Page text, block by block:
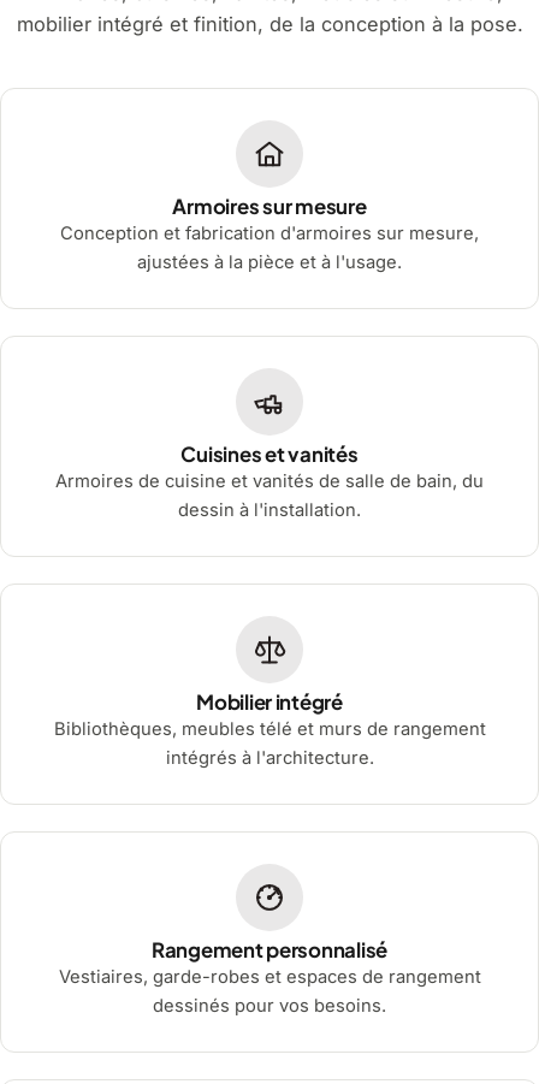
mobilier intégré et finition, de la conception à la pose.
Armoires sur mesure
Conception et fabrication d'armoires sur mesure,
ajustées à la pièce et à l'usage.
Cuisines et vanités
Armoires de cuisine et vanités de salle de bain, du
dessin à l'installation.
Mobilier intégré
Bibliothèques, meubles télé et murs de rangement
intégrés à l'architecture.
Rangement personnalisé
Vestiaires, garde-robes et espaces de rangement
dessinés pour vos besoins.